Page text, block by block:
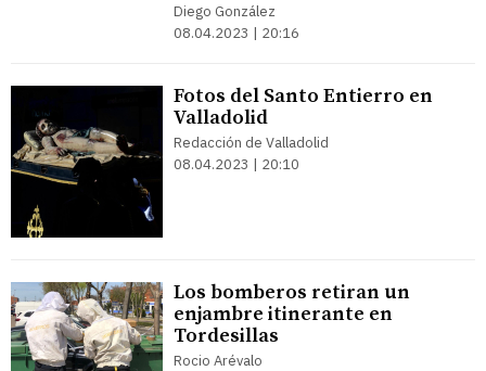
Diego González
08.04.2023 | 20:16
Fotos del Santo Entierro en
Valladolid
Redacción de Valladolid
08.04.2023 | 20:10
Los bomberos retiran un
enjambre itinerante en
Tordesillas
Rocio Arévalo